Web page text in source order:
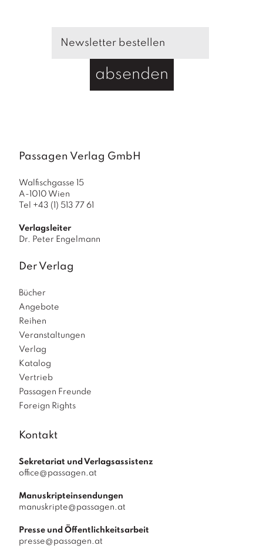
absenden
Passagen Verlag GmbH
Walfischgasse 15
A-1010 Wien
Tel +43 (1) 513 77 61
Verlagsleiter
Dr. Peter Engelmann
Der Verlag
Bücher
Angebote
Reihen
Veranstaltungen
Verlag
Katalog
Vertrieb
Passagen Freunde
Foreign Rights
Kontakt
Sekretariat und Verlagsassistenz
office@passagen.at
Manuskripteinsendungen
manuskripte@passagen.at
Presse und Öffentlichkeitsarbeit
presse@passagen.at